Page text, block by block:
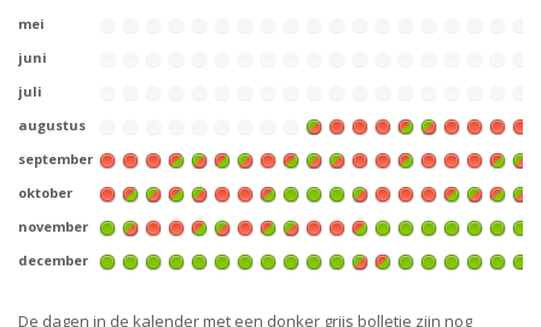
mei
juni
juli
augustus
september
oktober
november
december
De dagen in de kalender met een donker grijs bolletje zijn nog